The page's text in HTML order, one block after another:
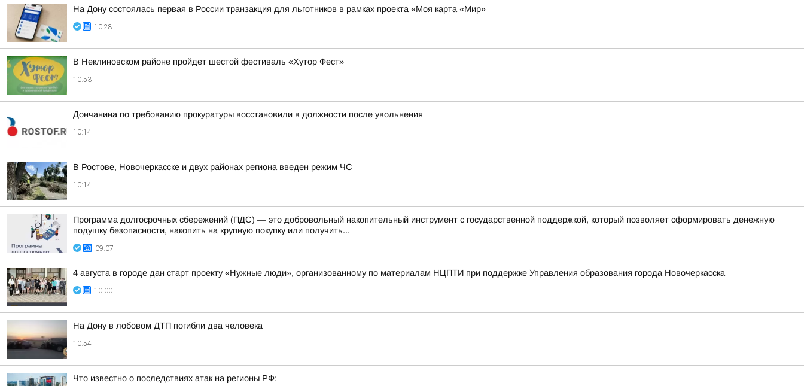
На Дону состоялась первая в России транзакция для льготников в рамках проекта «Моя карта «Мир»
10:28
В Неклиновском районе пройдет шестой фестиваль «Хутор Фест»
10:53
Дончанина по требованию прокуратуры восстановили в должности после увольнения
10:14
В Ростове, Новочеркасске и двух районах региона введен режим ЧС
10:14
Программа долгосрочных сбережений (ПДС) — это добровольный накопительный инструмент с государственной поддержкой, который позволяет сформировать денежную
подушку безопасности, накопить на крупную покупку или получить...
09:07
4 августа в городе дан старт проекту «Нужные люди», организованному по материалам НЦПТИ при поддержке Управления образования города Новочеркасска
10:00
На Дону в лобовом ДТП погибли два человека
10:54
Что известно о последствиях атак на регионы РФ: